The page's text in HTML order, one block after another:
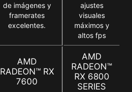
de imágenes y
framerates
excelentes.
ajustes
visuales
máximos y
altos fps
AMD
RADEON™ RX
7600
AMD
RADEON™
RX 6800
SERIES